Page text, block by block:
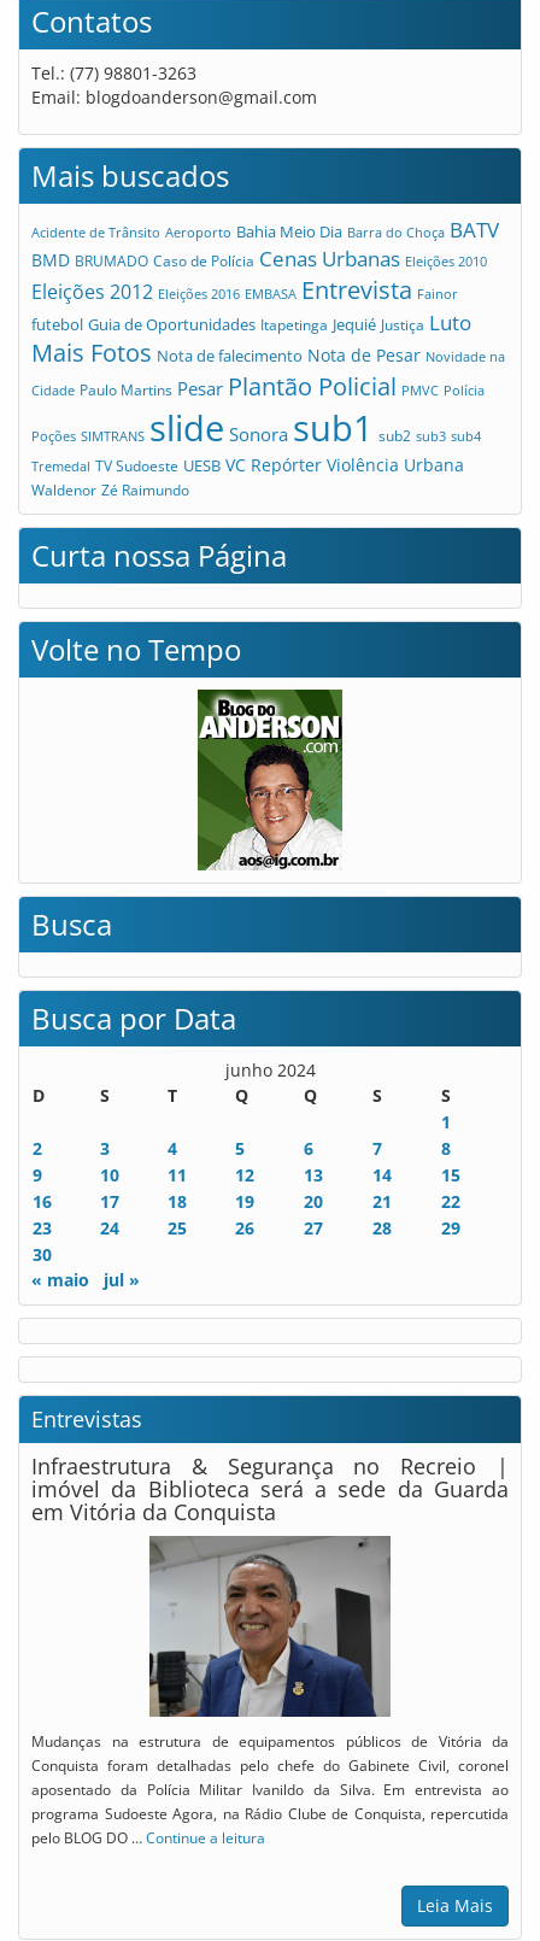
Contatos
Tel.: (77) 98801-3263
Email: blogdoanderson@gmail.com
Mais buscados
Acidente de Trânsito Aeroporto Bahia Meio Dia Barra do Choça BATV
BMD BRUMADO Caso de Polícia Cenas Urbanas Eleições 2010
Eleições 2012 Eleições 2016 EMBASA Entrevista Fainor
futebol Guia de Oportunidades Itapetinga Jequié Justiça Luto
Mais Fotos Nota de falecimento Nota de Pesar Novidade na
Cidade Paulo Martins Pesar Plantão Policial PMVC Polícia
Poções SIMTRANS slide Sonora sub1 sub2 sub3 sub4
Tremedal TV Sudoeste UESB VC Repórter Violência Urbana
Waldenor Zé Raimundo
Curta nossa Página
Volte no Tempo
Busca
Busca por Data
junho 2024
D
S T Q Q S
S
1
2
3 4 5 6 7
8
9
10 11 12 13 14
15
16
17 18 19 20 21
22
23
24 25 26 27 28
29
30
« maio
jul »
Entrevistas
Infraestrutura & Segurança no Recreio |
imóvel da Biblioteca será a sede da Guarda
em Vitória da Conquista
Mudanças na estrutura de equipamentos públicos de Vitória da
Conquista foram detalhadas pelo chefe do Gabinete Civil, coronel
aposentado da Polícia Militar Ivanildo da Silva. Em entrevista ao
programa Sudoeste Agora, na Rádio Clube de Conquista, repercutida
pelo BLOG DO …Continue a leitura
Leia Mais